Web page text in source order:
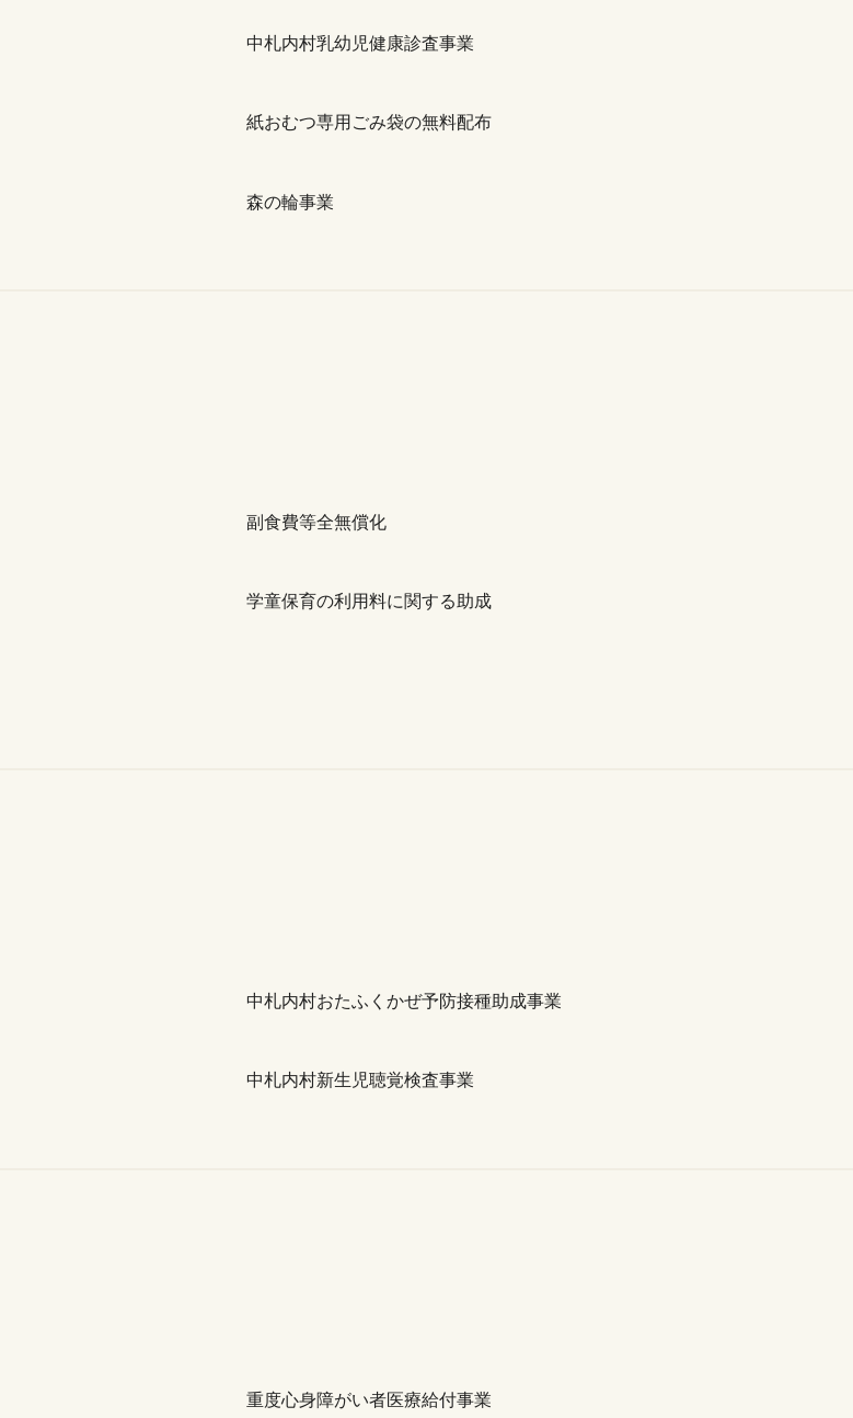
中札内村乳幼児健康診査事業
紙おむつ専用ごみ袋の無料配布
森の輪事業
副食費等全無償化
学童保育の利用料に関する助成
中札内村おたふくかぜ予防接種助成事業
中札内村新生児聴覚検査事業
重度心身障がい者医療給付事業